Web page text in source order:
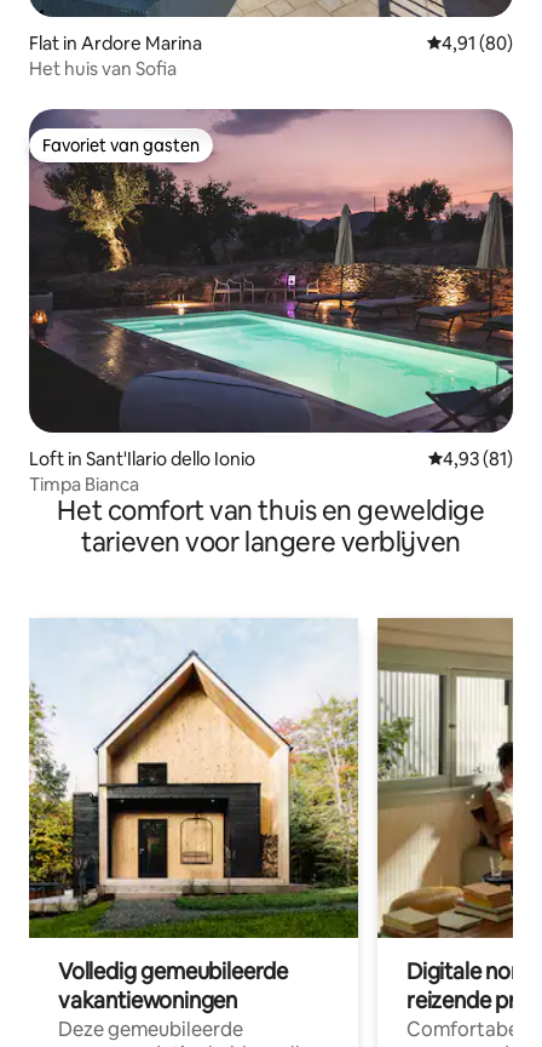
Flat in Ardore Marina Gemiddelde
4,91 (80)
Het huis van Sofia
Favoriet van gasten
Favoriet van gasten
Loft in Sant'Ilario dello Ionio Gemiddelde
4,93 (81)
Timpa Bianca
Het comfort van thuis en geweldige
tarieven voor langere verblijven
Volledig gemeubileerde
vakantiewoningen
Deze gemeubileerde
Digitale
reizende
Comfortabele